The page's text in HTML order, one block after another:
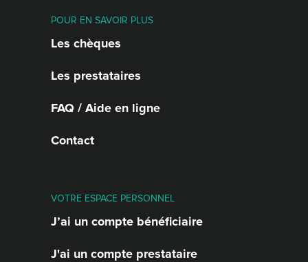
POUR EN SAVOIR PLUS
Les chèques
Les prestataires
FAQ / Aide en ligne
Contact
VOTRE ESPACE PERSONNEL
J’ai un compte bénéficiaire
J'ai un compte prestataire